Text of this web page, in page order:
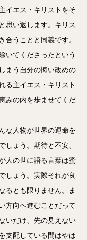
イエス・キリストをそ
思い返します。キリス
合うことと同義です。
いてくださったという
まう自分の悔い改めの
る主イエス・キリスト
みの内を歩ませてくだ
な人物が世界の運命を
しょう。期待と不安、
人の世に語る言葉は蜜
しょう。実際それが良
るとも限りません。ま
方向へ進むことだって
いだけ、先の見えない
支配している間はやは